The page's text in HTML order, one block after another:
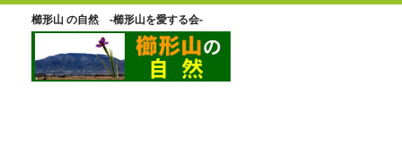
櫛形山 の自然 -櫛形山を愛する会-